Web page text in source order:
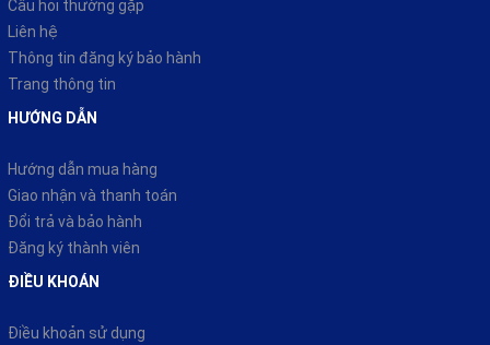
Câu hỏi thường gặp
Liên hệ
Thông tin đăng ký bảo hành
Trang thông tin
HƯỚNG DẪN
Hướng dẫn mua hàng
Giao nhận và thanh toán
Đổi trả và bảo hành
Đăng ký thành viên
ĐIỀU KHOÁN
Điều khoản sử dụng